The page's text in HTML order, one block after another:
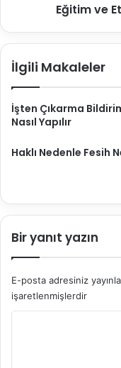
Eğitim ve
İlgili Makaleler
İşten Çıkarma
Nasıl Yapılır
Haklı Nedenle Fesih
Bir yanıt yazın
E-posta adresiniz
işaretlenmişlerdir